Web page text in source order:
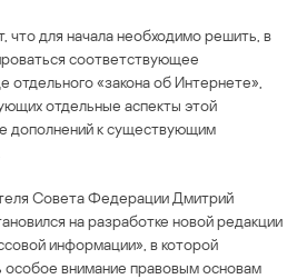
что для начала необходимо решить, в
соответствующее
отдельного «закона об Интернете»,
отдельные аспекты этой
дополнений к существующим
Совета Федерации Дмитрий
на разработке новой редакции
информации», в которой
особое внимание правовым основам